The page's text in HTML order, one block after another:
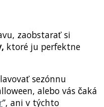
zaobstarať si
ktoré ju perfektne
sezónnu
alebo vás čaká
”, ani v týchto